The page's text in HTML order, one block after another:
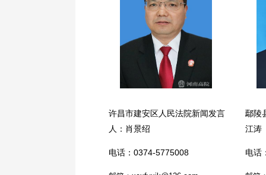
许昌市建安区人民法院新闻发言
人：肖景绍
电话：0374-5775008
鄢陵
江涛
电话